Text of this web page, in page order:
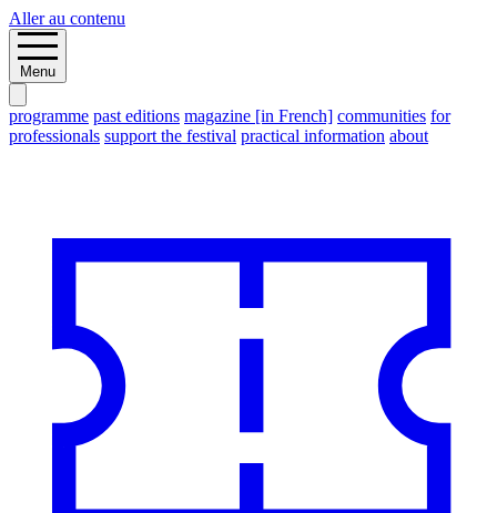
Aller au contenu
Menu
programme past editions magazine [in French] communities for
professionals support the festival practical information about